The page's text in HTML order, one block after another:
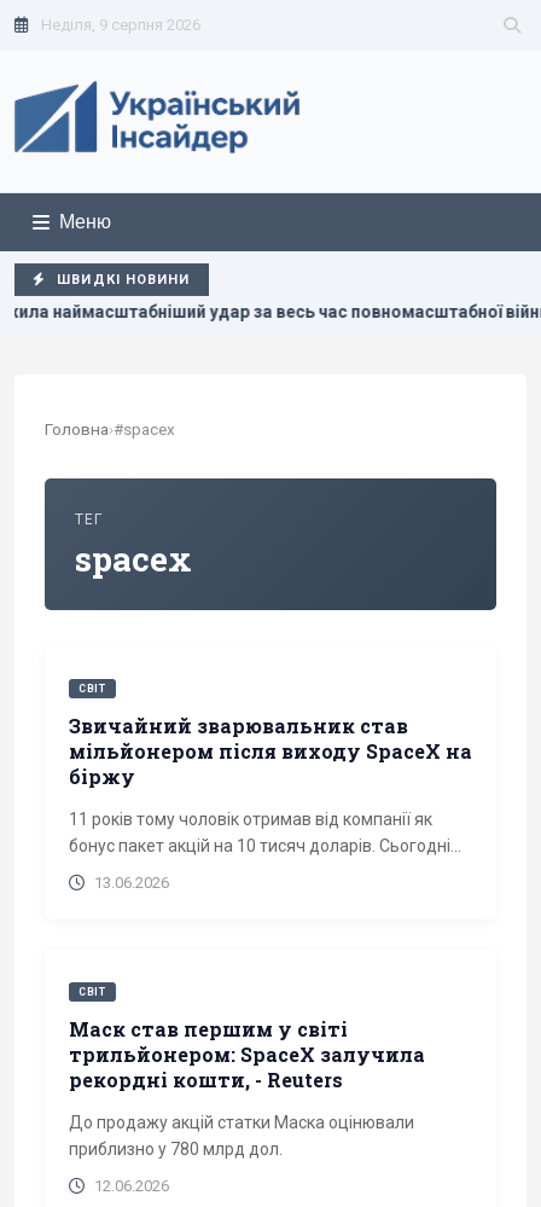
Неділя, 9 серпня 2026
Меню
ШВИДКІ НОВИНИ
удар за весь час повномасштабної війни, –
Головна›#spacex
ТЕГ
spacex
СВІТ
Звичайний зварювальник став
мільйонером після виходу SpaceX на
біржу
11 років тому чоловік отримав від компанії як
бонус пакет акцій на 10 тисяч доларів. Сьогодні...
13.06.2026
СВІТ
Маск став першим у світі
трильйонером: SpaceX залучила
рекордні кошти, - Reuters
До продажу акцій статки Маска оцінювали
приблизно у 780 млрд дол.
12.06.2026